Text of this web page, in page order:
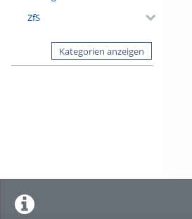
ZfS
Kategorien anzeigen